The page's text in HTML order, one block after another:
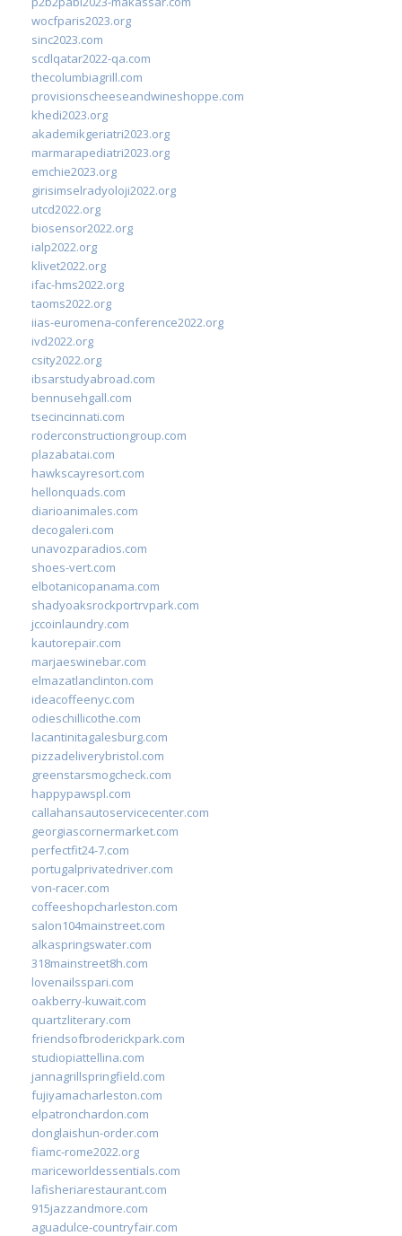
wocfparis2023.org
sinc2023.com
scdlqatar2022-qa.com
thecolumbiagrill.com
provisionscheeseandwineshoppe.com
khedi2023.org
akademikgeriatri2023.org
marmarapediatri2023.org
emchie2023.org
girisimselradyoloji2022.org
utcd2022.org
biosensor2022.org
ialp2022.org
klivet2022.org
ifac-hms2022.org
taoms2022.org
iias-euromena-conference2022.org
ivd2022.org
csity2022.org
ibsarstudyabroad.com
bennusehgall.com
tsecincinnati.com
roderconstructiongroup.com
plazabatai.com
hawkscayresort.com
hellonquads.com
diarioanimales.com
decogaleri.com
unavozparadios.com
shoes-vert.com
elbotanicopanama.com
shadyoaksrockportrvpark.com
jccoinlaundry.com
kautorepair.com
marjaeswinebar.com
elmazatlanclinton.com
ideacoffeenyc.com
odieschillicothe.com
lacantinitagalesburg.com
pizzadeliverybristol.com
greenstarsmogcheck.com
happypawspl.com
callahansautoservicecenter.com
georgiascornermarket.com
perfectfit24-7.com
portugalprivatedriver.com
von-racer.com
coffeeshopcharleston.com
salon104mainstreet.com
alkaspringswater.com
318mainstreet8h.com
lovenailsspari.com
oakberry-kuwait.com
quartzliterary.com
friendsofbroderickpark.com
studiopiattellina.com
jannagrillspringfield.com
fujiyamacharleston.com
elpatronchardon.com
donglaishun-order.com
fiamc-rome2022.org
mariceworldessentials.com
lafisheriarestaurant.com
915jazzandmore.com
aguadulce-countryfair.com